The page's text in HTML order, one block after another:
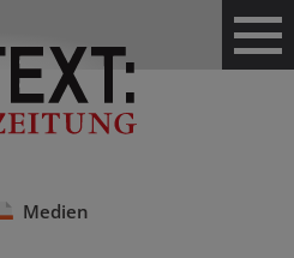
Medien